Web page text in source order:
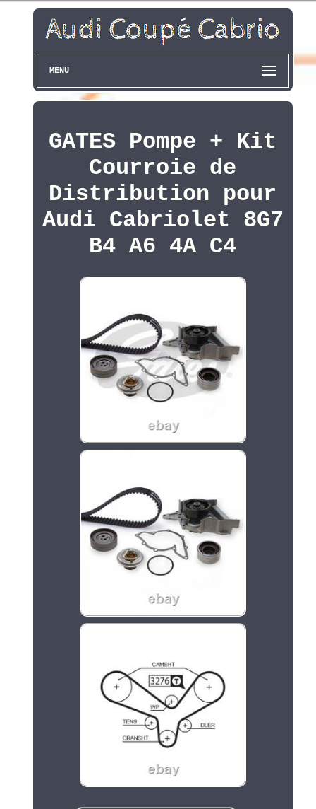
MENU
GATES Pompe + Kit
Courroie de
Distribution pour
Audi Cabriolet 8G7
B4 A6 4A C4